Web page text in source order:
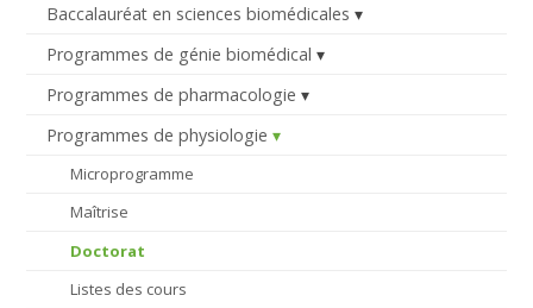
Baccalauréat en sciences biomédicales
Programmes de génie biomédical
Programmes de pharmacologie
Programmes de physiologie
Microprogramme
Maîtrise
Doctorat
Listes des cours